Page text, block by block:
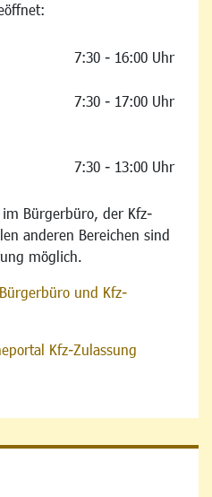
7:30 - 16:00 Uhr
7:30 - 17:00 Uhr
7:30 - 13:00 Uhr
im Bürgerbüro, der Kfz-
anderen Bereichen sind
möglich.
und Kfz-
Kfz-Zulassung